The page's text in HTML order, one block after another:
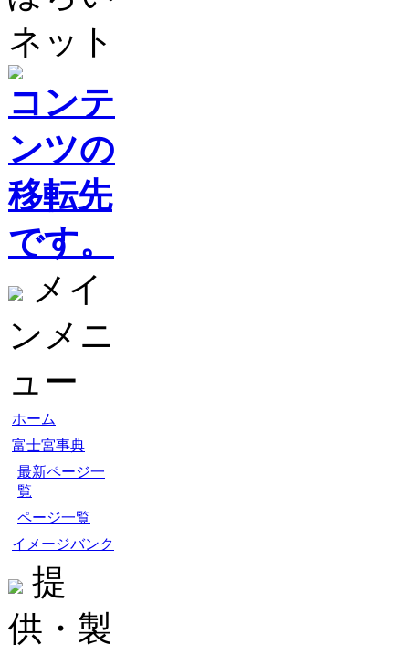
ネット
コンテ
ンツの
移転先
です。
メイ
ンメニ
ュー
ホーム
富士宮事典
最新ページ一
覧
ページ一覧
イメージバンク
提
供・製